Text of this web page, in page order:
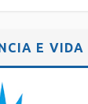
E VIDA